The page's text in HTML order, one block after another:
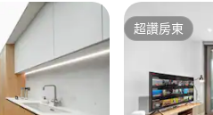
超讚房東
超讚房東